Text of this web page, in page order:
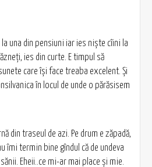
una din pensiuni iar ies niște cîini la
ies din curte. E timpul să
care își face treaba excelent. Și
în locul de unde o părăsisem
din traseul de azi. Pe drum e zăpadă,
îmi termin bine gîndul că de undeva
Eheii..ce mi-ar mai place și mie.